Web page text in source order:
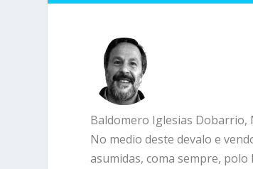
Baldomero Iglesias Dobarrio,
No medio deste devalo e
asumidas, coma sempre,